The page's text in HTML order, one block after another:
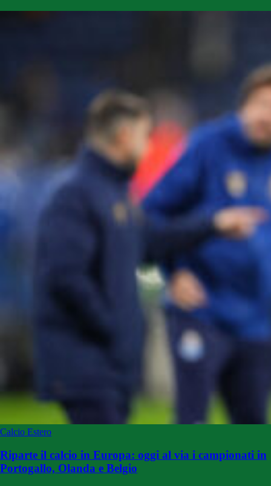
Calcio Estero
Riparte il calcio in Europa: oggi al via i campionati in
Portogallo, Olanda e Belgio